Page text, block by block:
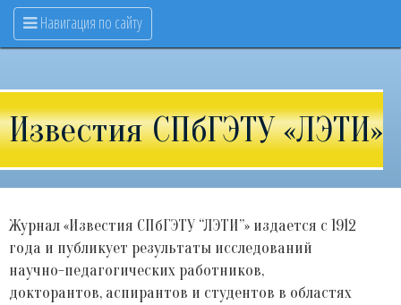
Навигация по сайту
Известия СПбГЭТУ «ЛЭТИ»
Журнал «Известия СПбГЭТУ “ЛЭТИ”» издается с 1912
года и публикует результаты исследований
научно-педагогических работников,
докторантов, аспирантов и студентов в областях